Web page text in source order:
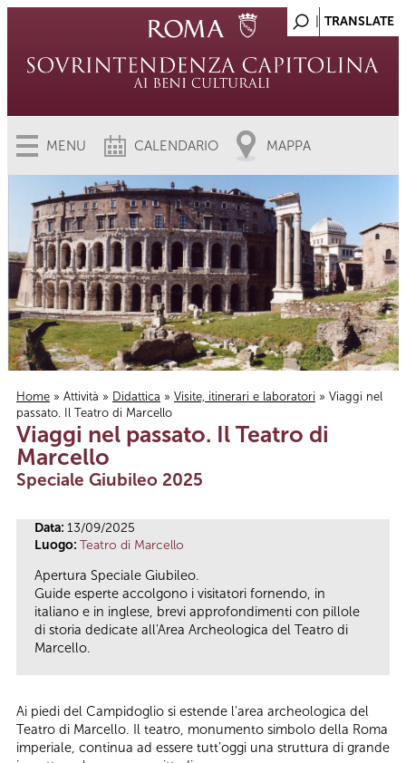
MENU CALENDARIO MAPPA
Tu sei qui
Home » Attività » Didattica » Visite, itinerari e laboratori » Viaggi nel
passato. Il Teatro di Marcello
Viaggi nel passato. Il Teatro di
Marcello
Speciale Giubileo 2025
Data: 13/09/2025
Luogo: Teatro di Marcello
Apertura Speciale Giubileo.
Guide esperte accolgono i visitatori fornendo, in
italiano e in inglese, brevi approfondimenti con pillole
di storia dedicate all'Area Archeologica del Teatro di
Marcello.
Ai piedi del Campidoglio si estende l’area archeologica del
Teatro di Marcello. Il teatro, monumento simbolo della Roma
imperiale, continua ad essere tutt’oggi una struttura di grande